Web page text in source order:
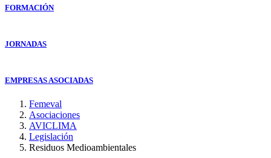
FORMACIÓN
JORNADAS
EMPRESAS ASOCIADAS
Femeval
Asociaciones
AVICLIMA
Legislación
Residuos Medioambientales